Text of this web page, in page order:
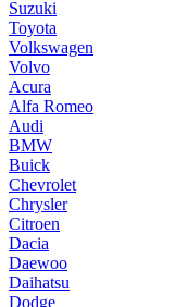
Suzuki
Toyota
Volkswagen
Volvo
Acura
Alfa Romeo
Audi
BMW
Buick
Chevrolet
Chrysler
Citroen
Dacia
Daewoo
Daihatsu
Dodge